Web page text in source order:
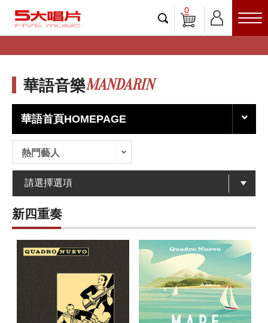
0
華語音樂MANDARIN
華語首頁HOMEPAGE
熱門藝人
新四重奏